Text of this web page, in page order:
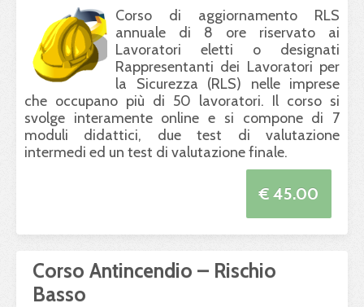
Corso di aggiornamento RLS
annuale di 8 ore riservato ai
Lavoratori eletti o designati
Rappresentanti dei Lavoratori per
la Sicurezza (RLS) nelle imprese
che occupano più di 50 lavoratori. Il corso si
svolge interamente online e si compone di 7
moduli didattici, due test di valutazione
intermedi ed un test di valutazione finale.
€ 45.00
Corso Antincendio – Rischio
Basso